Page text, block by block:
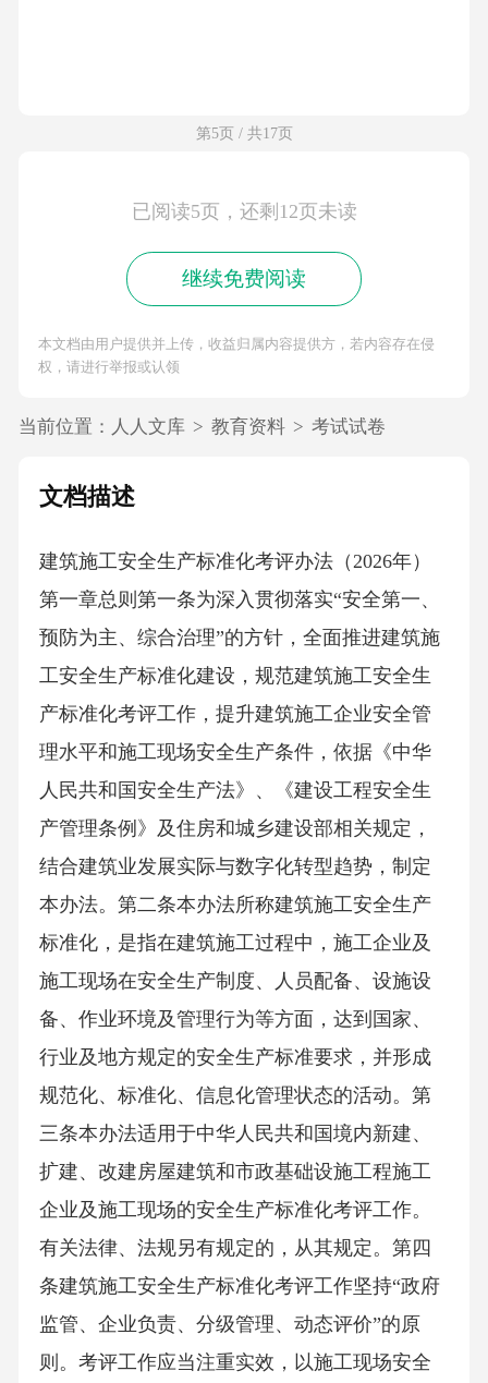
第5页 / 共17页
已阅读5页，还剩12页未读
继续免费阅读
本文档由用户提供并上传，收益归属内容提供方，若内容存在侵
权，请进行举报或认领
当前位置： 人人文库 > 教育资料 > 考试试卷
文档描述
建筑施工安全生产标准化考评办法（2026年）
第一章总则第一条为深入贯彻落实“安全第一、
预防为主、综合治理”的方针，全面推进建筑施
工安全生产标准化建设，规范建筑施工安全生
产标准化考评工作，提升建筑施工企业安全管
理水平和施工现场安全生产条件，依据《中华
人民共和国安全生产法》、《建设工程安全生
产管理条例》及住房和城乡建设部相关规定，
结合建筑业发展实际与数字化转型趋势，制定
本办法。第二条本办法所称建筑施工安全生产
标准化，是指在建筑施工过程中，施工企业及
施工现场在安全生产制度、人员配备、设施设
备、作业环境及管理行为等方面，达到国家、
行业及地方规定的安全生产标准要求，并形成
规范化、标准化、信息化管理状态的活动。第
三条本办法适用于中华人民共和国境内新建、
扩建、改建房屋建筑和市政基础设施工程施工
企业及施工现场的安全生产标准化考评工作。
有关法律、法规另有规定的，从其规定。第四
条建筑施工安全生产标准化考评工作坚持“政府
监管、企业负责、分级管理、动态评价”的原
则。考评工作应当注重实效，以施工现场安全